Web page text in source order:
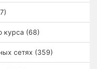
курса (68)
сетях (359)